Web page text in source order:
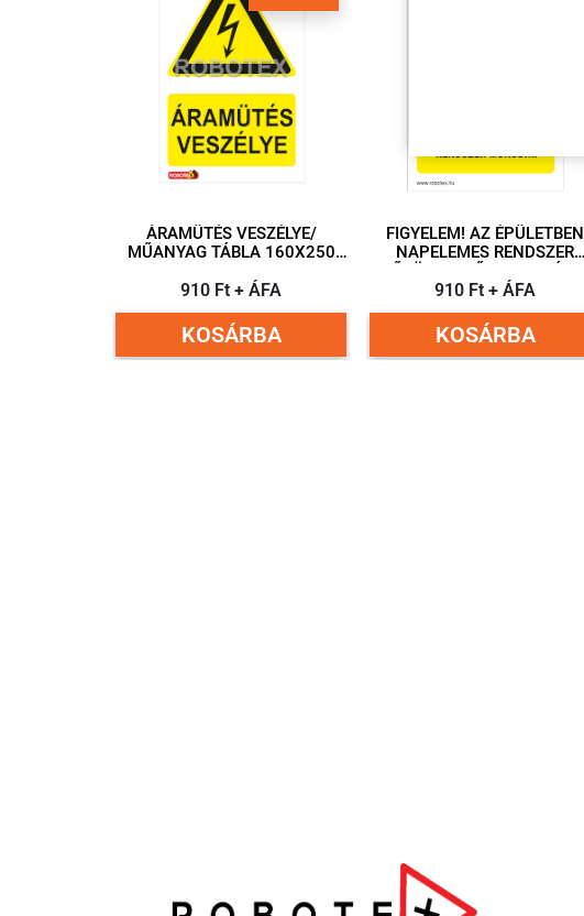
ÁRAMÜTÉS VESZÉLYE/
MŰANYAG TÁBLA 160X250
910 Ft + ÁFA
KOSÁRBA
FIGYELEM! AZ ÉPÜLETBEN
NAPELEMES RENDSZER
160X250 MM
910 Ft + ÁFA
KOSÁRBA